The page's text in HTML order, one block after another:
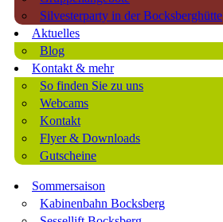
Silvesterparty in der Bocksberghütte
Aktuelles
Blog
Kontakt & mehr
So finden Sie zu uns
Webcams
Kontakt
Flyer & Downloads
Gutscheine
Sommersaison
Kabinenbahn Bocksberg